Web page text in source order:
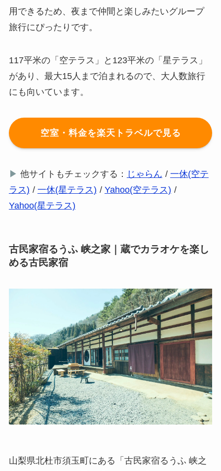
用できるため、夜まで仲間と楽しみたいグループ
旅行にぴったりです。
117平米の「空テラス」と123平米の「星テラス」
があり、最大15人まで泊まれるので、大人数旅行
にも向いています。
空室・料金を楽天トラベルで見る
▶ 他サイトもチェックする： じゃらん / 一休(空テ
ラス) / 一休(星テラス) / Yahoo(空テラス) /
Yahoo(星テラス)
古民家宿るうふ 峡之家｜蔵でカラオケを楽し
める古民家宿
山梨県北杜市須玉町にある「古民家宿るうふ 峡之